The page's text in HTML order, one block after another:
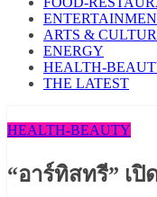
ARTS &
ENERGY
HEALTH​-
THE LATEST
HEALTH​-BEAUTY
“อาร์ทิสทรี” เปิ